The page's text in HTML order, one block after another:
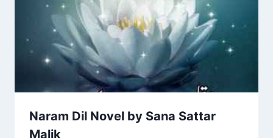
Naram Dil Novel by Sana Sattar
Malik